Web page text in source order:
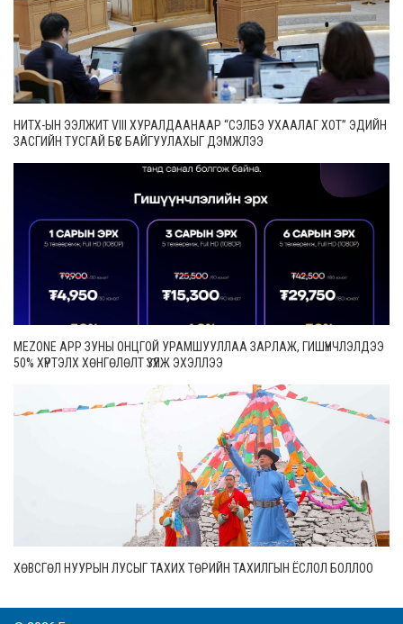
НИТХ-ЫН ЭЭЛЖИТ VIII ХУРАЛДААНААР “СЭЛБЭ УХААЛАГ ХОТ” ЭДИЙН
ЗАСГИЙН ТУСГАЙ БҮС БАЙГУУЛАХЫГ ДЭМЖЛЭЭ
MEZONE APP ЗУНЫ ОНЦГОЙ УРАМШУУЛЛАА ЗАРЛАЖ, ГИШҮҮНЧЛЭЛДЭЭ
50% ХҮРТЭЛХ ХӨНГӨЛӨЛТ ҮЗҮҮЛЖ ЭХЭЛЛЭЭ
ХӨВСГӨЛ НУУРЫН ЛУСЫГ ТАХИХ ТӨРИЙН ТАХИЛГЫН ЁСЛОЛ БОЛЛОО